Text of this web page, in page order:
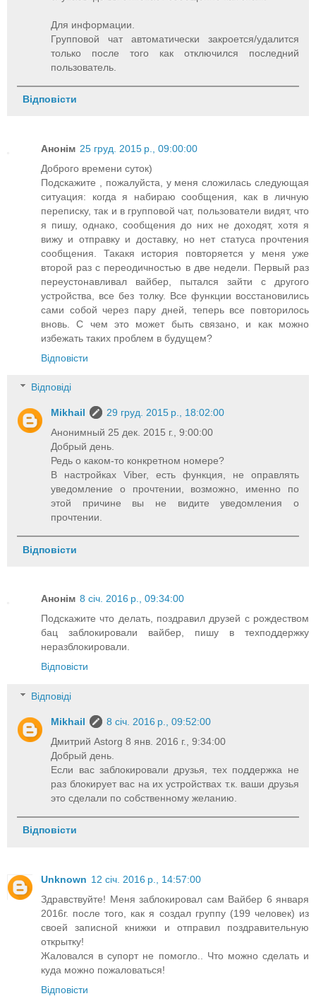
Для информации.
Групповой чат автоматически закроется/удалится
только после того как отключился последний
пользователь.
Відповісти
Анонім 25 груд. 2015 р., 09:00:00
Доброго времени суток)
Подскажите , пожалуйста, у меня сложилась следующая
ситуация: когда я набираю сообщения, как в личную
переписку, так и в групповой чат, пользователи видят, что
я пишу, однако, сообщения до них не доходят, хотя я
вижу и отправку и доставку, но нет статуса прочтения
сообщения. Такакя история повторяется у меня уже
второй раз с переодичностью в две недели. Первый раз
переустонавливал вайбер, пытался зайти с другого
устройства, все без толку. Все функции восстановились
сами собой через пару дней, теперь все повторилось
вновь. С чем это может быть связано, и как можно
избежать таких проблем в будущем?
Відповісти
Відповіді
Mikhail
29 груд. 2015 р., 18:02:00
Анонимный 25 дек. 2015 г., 9:00:00
Добрый день.
Редь о каком-то конкретном номере?
В настройках Viber, есть функция, не оправлять
уведомление о прочтении, возможно, именно по
этой причине вы не видите уведомления о
прочтении.
Відповісти
Анонім 8 січ. 2016 р., 09:34:00
Подскажите что делать, поздравил друзей с рождеством
бац заблокировали вайбер, пишу в техподдержку
неразблокировали.
Відповісти
Відповіді
Mikhail
8 січ. 2016 р., 09:52:00
Дмитрий Astorg 8 янв. 2016 г., 9:34:00
Добрый день.
Если вас заблокировали друзья, тех поддержка не
раз блокирует вас на их устройствах т.к. ваши друзья
это сделали по собственному желанию.
Відповісти
Unknown 12 січ. 2016 р., 14:57:00
Здравствуйте! Меня заблокировал сам Вайбер 6 января
2016г. после того, как я создал группу (199 человек) из
своей записной книжки и отправил поздравительную
открытку!
Жаловался в супорт не помогло.. Что можно сделать и
куда можно пожаловаться!
Відповісти